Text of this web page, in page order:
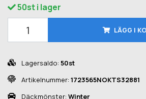
50st i lager
LÄGG I
Lagersaldo: 50st
Artikelnummer: 1723565NOKTS32881
Däckmönster: Winter